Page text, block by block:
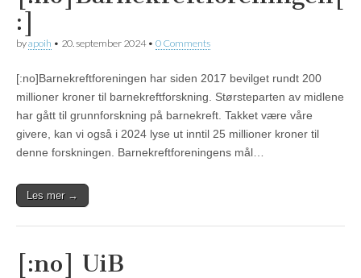
:]
byapoih • 20. september 2024• 0 Comments
[:no]Barnekreftforeningen har siden 2017 bevilget rundt 200
millioner kroner til barnekreftforskning. Størsteparten av midlene
har gått til grunnforskning på barnekreft. Takket være våre
givere, kan vi også i 2024 lyse ut inntil 25 millioner kroner til
denne forskningen. Barnekreftforeningens mål…
Les mer →
[:no] UiB